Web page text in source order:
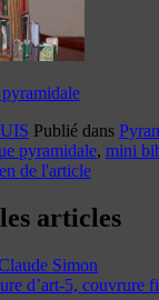
Publié dans
pyramidale, mini
de l'article
articles
Simon
d’art-5, couvrure